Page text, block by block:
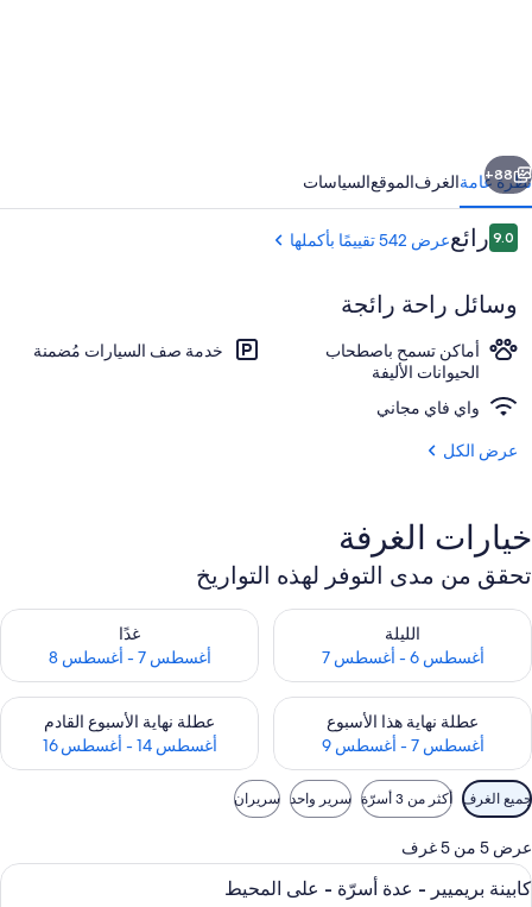
التالي
88+
نظرة عامةالغرفالموقعالسياسات
التقييمات
9.09.0 من 10رائععرض 542 تقييمًا بأكملها
وسائل راحة رائجة
أماكن تسمح باصطحاب
الحيوانات الأليفة
خدمة صف السيارات مُضمنة
واي فاي مجاني
عرض الكل
خيارات الغرفة
تحقق من مدى التوفر لهذه التواريخ
الليلة
أغسطس 6 - أغسطس 7
تحقق من مدى التوفر لليلة للفترة أغسطس 6 - أغسطس 7
غدًا
أغسطس 7 - أغسطس 8
تحقق من مدى التوفر لغد للفترة أغسطس
عطلة نهاية هذا الأسبوع
أغسطس 7 - أغسطس 9
تحقق من مدى التوفر لعطلة نهاية هذا الأسبوع للفترة أغسطس 7 - أغسطس 9
عطلة نهاية الأسبوع القادم
أغسطس 14 - أغسطس 16
تحقق من مدى التوفر لعطلة نهاية
عوامل
التصفية
المتاحة
للغرف
جميع الغرف أكثر من 3 أسرّة سرير واحد سريران
عرض 5 من 5 غرف
استعراض
ملاءات من القطن المصري وأغطية فراش
17
كابينة بريميير - عدة أسرّة - على المحيط